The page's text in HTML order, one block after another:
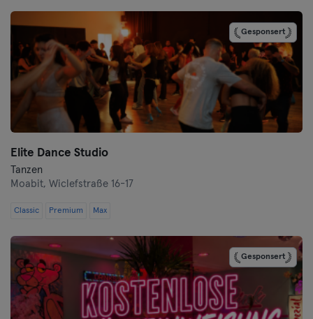
Gesponsert
Elite Dance Studio
Tanzen
Moabit, Wiclefstraße 16-17
Classic Premium Max
Gesponsert
Cottbus
Darmstadt
Dortmund
Dresden
Essen
Flensburg